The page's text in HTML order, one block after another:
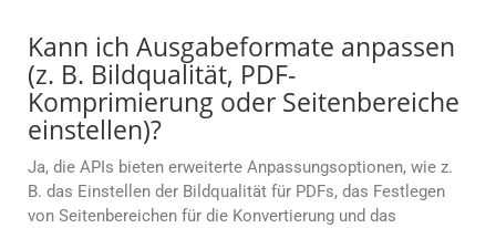
Kann ich Ausgabeformate anpassen
(z. B. Bildqualität, PDF-
Komprimierung oder Seitenbereiche
einstellen)?
Ja, die APIs bieten erweiterte Anpassungsoptionen, wie z.
B. das Einstellen der Bildqualität für PDFs, das Festlegen
von Seitenbereichen für die Konvertierung und das